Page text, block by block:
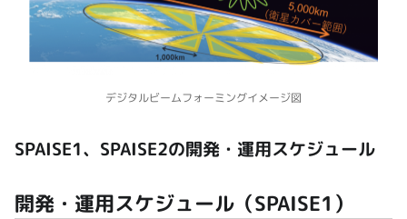
デジタルビームフォーミングイメージ図
SPAISE1、SPAISE2の開発・運用スケジュール
開発・運用スケジュール（SPAISE1）